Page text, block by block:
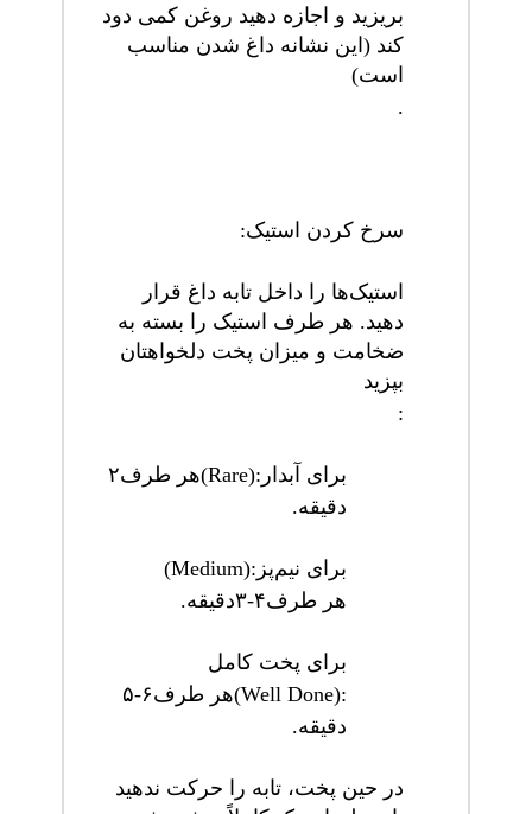
بریزید و اجازه دهید روغن کمی دود
کند (این نشانه داغ شدن مناسب
است)
.
سرخ کردن استیک:
استیک‌ها را داخل تابه داغ قرار
دهید. هر طرف استیک را بسته به
ضخامت و میزان پخت دلخواهتان
بپزید
:
برای آبدار (Rare):هر طرف۲
دقیقه.
برای نیم‌پز (Medium):
هر طرف۳-۴دقیقه.
برای پخت کامل
(Well Done):هر طرف۵-۶
دقیقه.
در حین پخت، تابه را حرکت ندهید